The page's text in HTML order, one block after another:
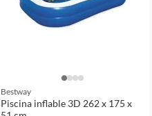
Bestway
Piscina inflable 3D 262 x 175 x